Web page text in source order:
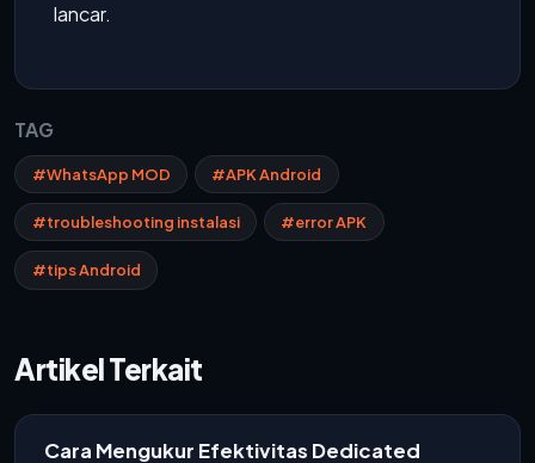
lancar.
TAG
#WhatsApp MOD #APK Android
#troubleshooting instalasi #error APK
#tips Android
Artikel Terkait
Cara Mengukur Efektivitas Dedicated